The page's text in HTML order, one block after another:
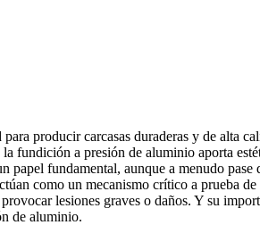
producir carcasas duraderas y de alta
fundición a presión de aluminio aporta
papel fundamental, aunque a menudo pase
como un mecanismo crítico a prueba
lesiones graves o daños. Y su
de aluminio.